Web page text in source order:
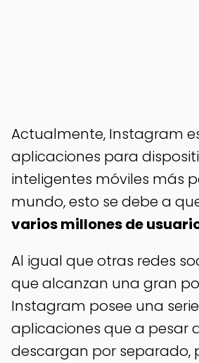
Actualmente, Instagram
aplicaciones para
inteligentes móviles más
mundo, esto se debe a
varios millones de
Al igual que otras redes
que alcanzan una gran
Instagram posee una
aplicaciones que a pesar
descargan por separado,